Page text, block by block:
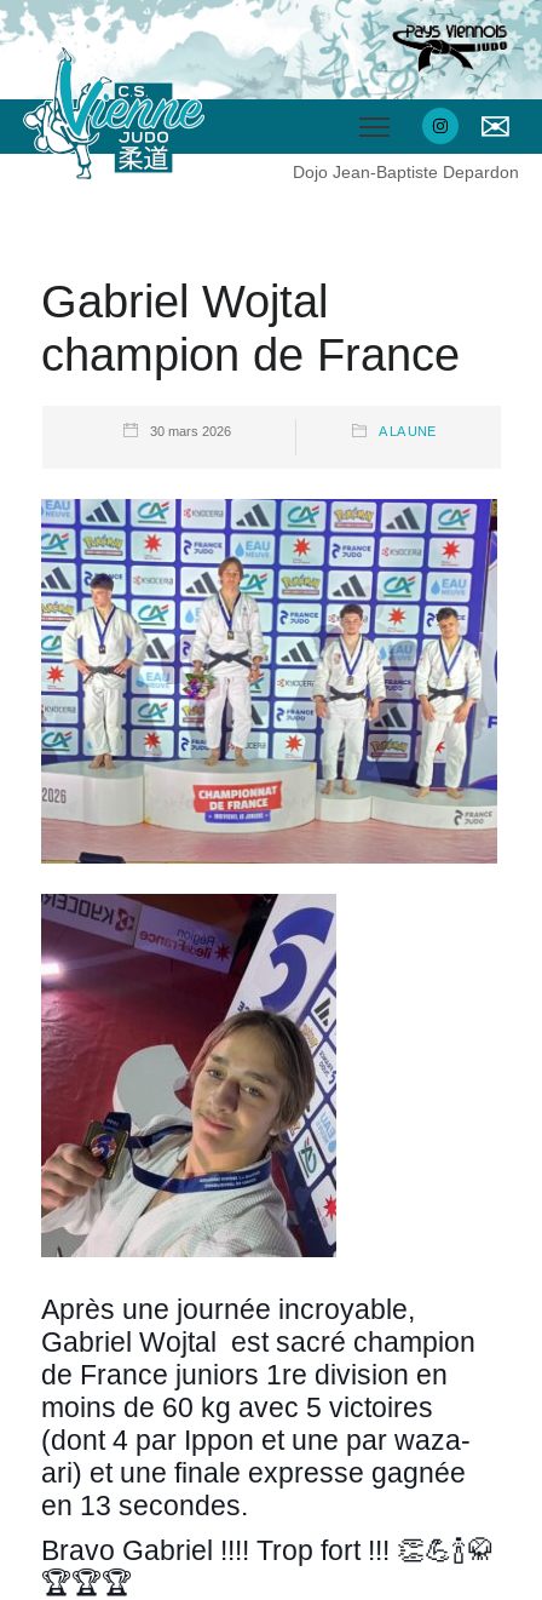
✉
Dojo Jean-Baptiste Depardon
Gabriel Wojtal
champion de France
30 mars 2026 A LA UNE
Après une journée incroyable,
Gabriel Wojtal est sacré champion
de France juniors 1re division en
moins de 60 kg avec 5 victoires
(dont 4 par Ippon et une par waza-
ari) et une finale expresse gagnée
en 13 secondes.
Bravo Gabriel !!!! Trop fort !!! 👏💪🍾🥋
🏆🏆🏆